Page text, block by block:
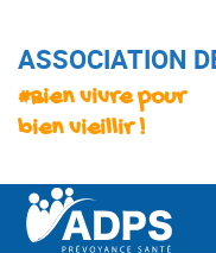
ASSOCIATION
#Bien vivre pour
bien vieillir !